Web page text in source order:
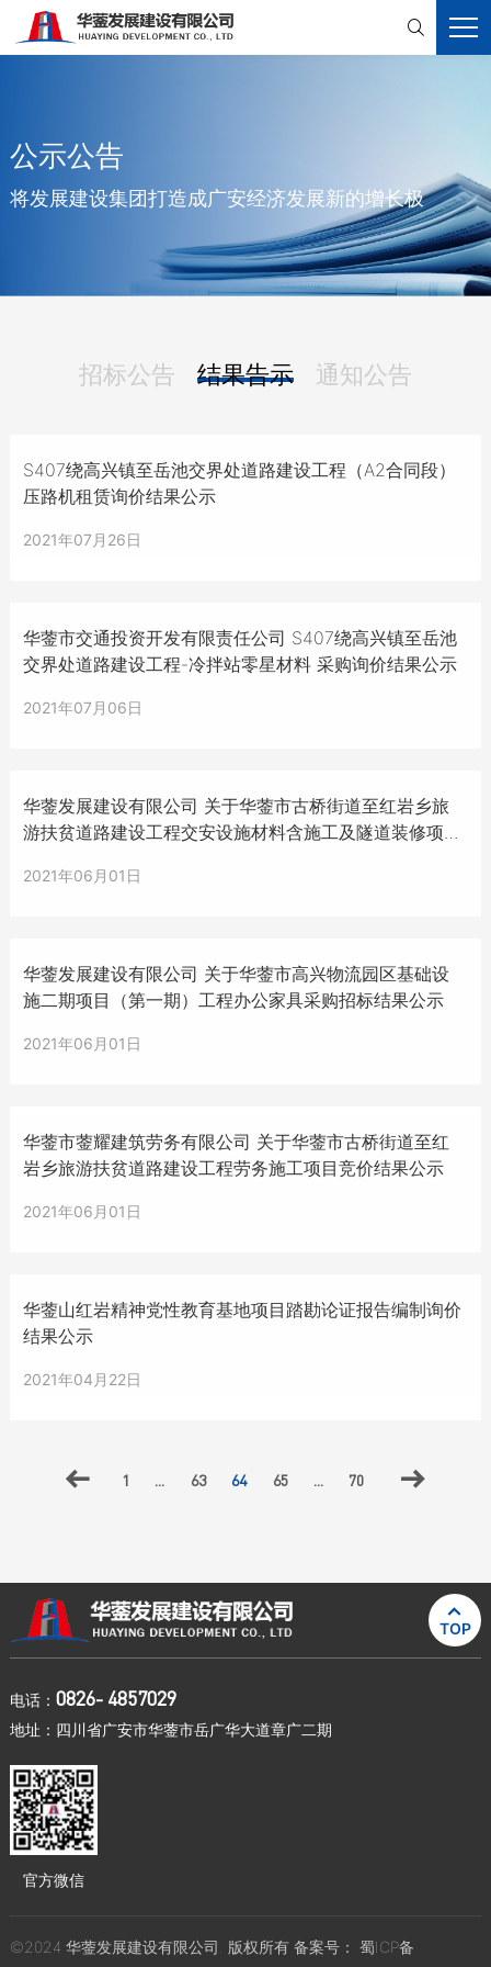

公示公告
将发展建设集团打造成广安经济发展新的增长极
招标公告 结果告示 通知公告
S407绕高兴镇至岳池交界处道路建设工程（A2合同段）
压路机租赁询价结果公示
2021年07月26日
华蓥市交通投资开发有限责任公司 S407绕高兴镇至岳池
交界处道路建设工程-冷拌站零星材料 采购询价结果公示
2021年07月06日
华蓥发展建设有限公司 关于华蓥市古桥街道至红岩乡旅
游扶贫道路建设工程交安设施材料含施工及隧道装修项目
2021年06月01日
华蓥发展建设有限公司 关于华蓥市高兴物流园区基础设
施二期项目（第一期）工程办公家具采购招标结果公示
2021年06月01日
华蓥市蓥耀建筑劳务有限公司 关于华蓥市古桥街道至红
岩乡旅游扶贫道路建设工程劳务施工项目竞价结果公示
2021年06月01日
华蓥山红岩精神党性教育基地项目踏勘论证报告编制询价
结果公示
2021年04月22日
 1 ... 63 64 65 ... 70 

TOP
电话： 0826- 4857029
地址：四川省广安市华蓥市岳广华大道章广二期
官方微信
©2024 华蓥发展建设有限公司. 版权所有 备案号： 蜀ICP备